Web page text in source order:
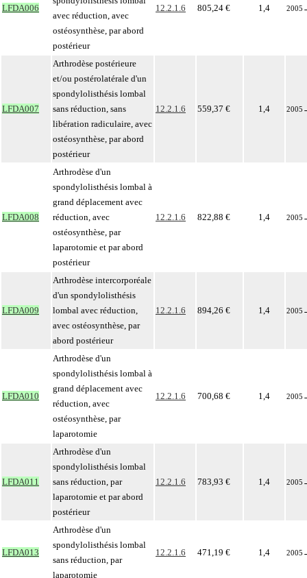
LFDA006
avec réduction, avec
ostéosynthèse, par abord
postérieur
12.2.1.6 805,24 € 1,4 2005
LFDA007
Arthrodèse postérieure
et/ou postérolatérale d'un
spondylolisthésis lombal
sans réduction, sans
libération radiculaire, avec
ostéosynthèse, par abord
postérieur
12.2.1.6 559,37 € 1,4 2005
LFDA008
Arthrodèse d'un
spondylolisthésis lombal à
grand déplacement avec
réduction, avec
ostéosynthèse, par
laparotomie et par abord
postérieur
12.2.1.6 822,88 € 1,4 2005
LFDA009
Arthrodèse intercorporéale
d'un spondylolisthésis
lombal avec réduction,
avec ostéosynthèse, par
abord postérieur
12.2.1.6 894,26 € 1,4 2005
LFDA010
Arthrodèse d'un
spondylolisthésis lombal à
grand déplacement avec
réduction, avec
ostéosynthèse, par
laparotomie
12.2.1.6 700,68 € 1,4 2005
LFDA011
Arthrodèse d'un
spondylolisthésis lombal
sans réduction, par
laparotomie et par abord
postérieur
12.2.1.6 783,93 € 1,4 2005
LFDA013
Arthrodèse d'un
spondylolisthésis lombal
sans réduction, par
laparotomie
12.2.1.6 471,19 € 1,4 2005